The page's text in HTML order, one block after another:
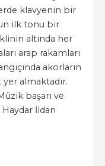
klavyenin bir
ilk tonu bir
altında her
arap rakamları
akorların
almaktadır.
başarı ve
Haydar İldan